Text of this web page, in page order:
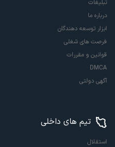
تبلیغات
درباره ما
ابزار توسعه دهندگان
فرصت های شغلی
قوانین و مقررات
DMCA
آگهی دولتی
تیم های داخلی
استقلال